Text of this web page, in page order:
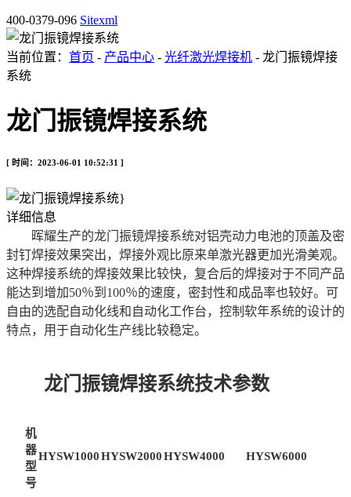
400-0379-096 Sitexml
当前位置： 首页 - 产品中心 - 光纤激光焊接机 - 龙门振镜焊接
系统
龙门振镜焊接系统
[ 时间：2023-06-01 10:52:31 ]
详细信息
晖耀生产的龙门振镜焊接系统对铝壳动力电池的顶盖及密
封钉焊接效果突出，焊接外观比原来单激光器更加光滑美观。
这种焊接系统的焊接效果比较快，复合后的焊接对于不同产品
能达到增加50％到100％的速度，密封性和成品率也较好。可
自由的选配自动化线和自动化工作台，控制软年系统的设计的
特点，用于自动化生产线比较稳定。
龙门振镜焊接系统技术参数
机
器
型
号
HYSW1000HYSW2000HYSW4000 HYSW6000